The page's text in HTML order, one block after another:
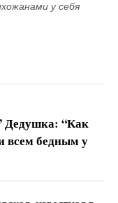
у себя
Дедушка: “Как
всем бедным у